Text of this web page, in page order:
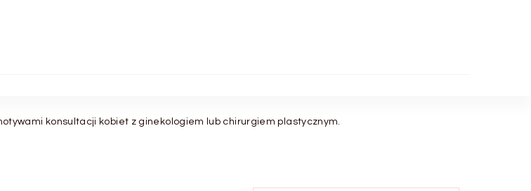
konsultacji kobiet z ginekologiem lub chirurgiem plastycznym.